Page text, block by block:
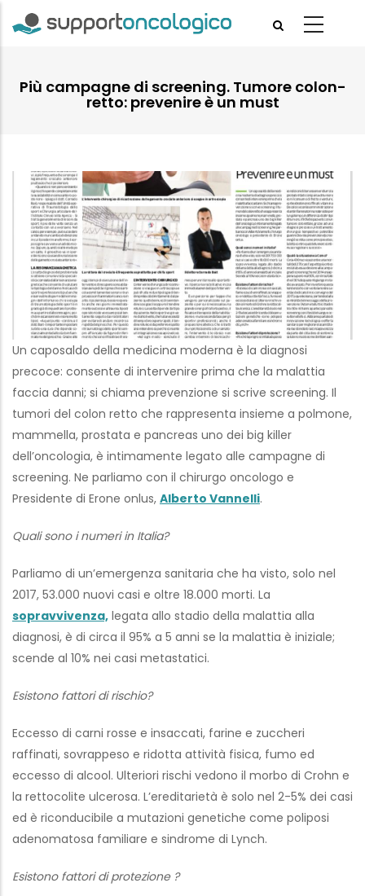
Più campagne di screening. Tumore colon-
retto: prevenire è un must
Un caposaldo della medicina moderna è la diagnosi
precoce: consente di intervenire prima che la malattia
faccia danni; si chiama prevenzione si scrive screening. Il
tumori del colon retto che rappresenta insieme a polmone,
mammella, prostata e pancreas uno dei big killer
dell’oncologia, è intimamente legato alle campagne di
screening. Ne parliamo con il chirurgo oncologo e
Presidente di Erone onlus, Alberto Vannelli.
Quali sono i numeri in Italia?
Parliamo di un’emergenza sanitaria che ha visto, solo nel
2017, 53.000 nuovi casi e oltre 18.000 morti. La
sopravvivenza, legata allo stadio della malattia alla
diagnosi, è di circa il 95% a 5 anni se la malattia è iniziale;
scende al 10% nei casi metastatici.
Esistono fattori di rischio?
Eccesso di carni rosse e insaccati, farine e zuccheri
raffinati, sovrappeso e ridotta attività fisica, fumo ed
eccesso di alcool. Ulteriori rischi vedono il morbo di Crohn e
la rettocolite ulcerosa. L’ereditarietà è solo nel 2-5% dei casi
ed è riconducibile a mutazioni genetiche come poliposi
adenomatosa familiare e sindrome di Lynch.
Esistono fattori di protezione ?